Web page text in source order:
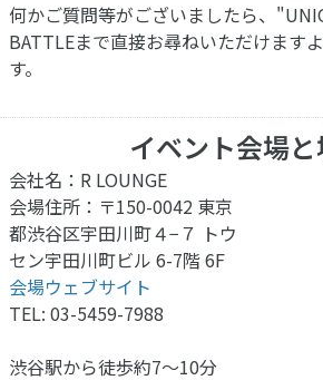
何かご質問等がございましたら、
BATTLEまで直接お尋ねいただけます
す。
イベント会場
会社名：R LOUNGE
会場住所：〒150-0042 東京
都渋谷区宇田川町４−７ トウ
セン宇田川町ビル 6-7階 6F
会場ウェブサイト
TEL: 03-5459-7988
渋谷駅から徒歩約7〜10分